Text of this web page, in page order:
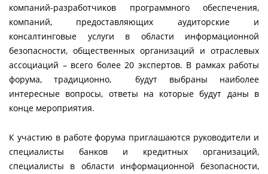
компаний-разработчиков программного обеспечения,
компаний, предоставляющих аудиторские и
консалтинговые услуги в области информационной
безопасности, общественных организаций и отраслевых
ассоциаций – всего более 20 экспертов. В рамках работы
форума, традиционно, будут выбраны наиболее
интересные вопросы, ответы на которые будут даны в
конце мероприятия.
К участию в работе форума приглашаются руководители и
специалисты банков и кредитных организаций,
специалисты в области информационной безопасности,